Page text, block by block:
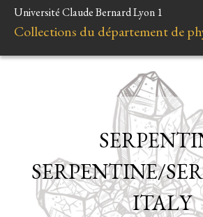
Université Claude Bernard Lyon 1
Collections du département de
SERPENTINE/
ITALY